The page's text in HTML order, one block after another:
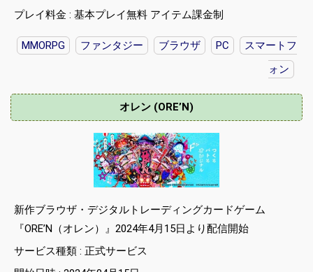
プレイ料金 : 基本プレイ無料 アイテム課金制
MMORPG ファンタジー ブラウザ PC
スマートフ
ォン
オレン (ORE’N)
新作ブラウザ・デジタルトレーディングカードゲーム
『ORE’N（オレン）』2024年4月15日より配信開始
サービス種類 : 正式サービス